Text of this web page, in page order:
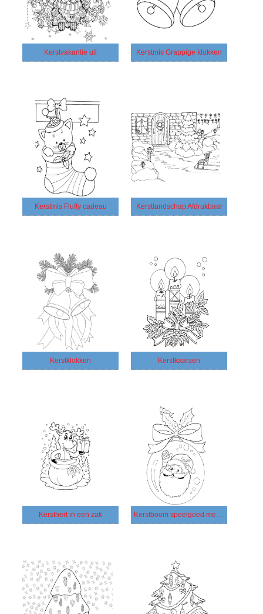
Kerstvakantie uil Kerstmis Grappige klokken
Kerstmis Fluffy cadeau Kerstlandschap Afdrukbaar
Kerstklokken Kerstkaarsen
Kersthert in een zak Kerstboom speelgoed met Kerstman